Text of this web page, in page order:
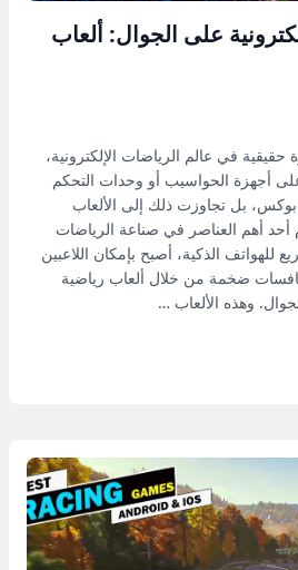
على الجوال: ألعاب
في عالم الرياضات الإلكترونية،
أجهزة الحواسيب أو وحدات التحكم
بل تجاوزت ذلك إلى الألعاب
أحد أهم العناصر في صناعة الرياضات
للهواتف الذكية، أصبح بإمكان اللاعبين
ضخمة من خلال ألعاب رياضية
وهذه الألعاب …